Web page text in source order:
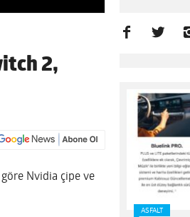
2,
Nvidia çipe ve
ASFALT